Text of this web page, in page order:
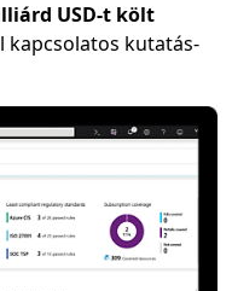
USD-t költ
kapcsolatos kutatás-